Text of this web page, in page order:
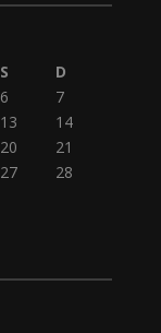
S
D
6
7
13
14
20
21
27
28